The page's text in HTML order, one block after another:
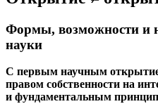
31 января 2021 г.
Открытие ≠
Формы, возможности и
науки